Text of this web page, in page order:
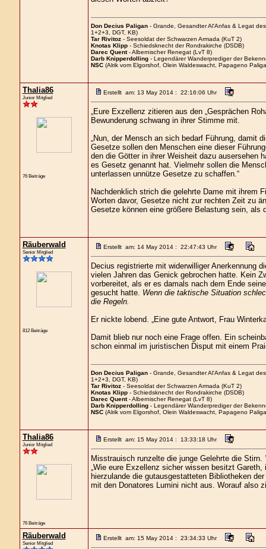
Don Decius Paligan- Grande, Gesandter Al'Anfas & Legat
1+2+3, DGT, KB)
Tar Rivitoz- Seesoldat der Schwarzen Armada (KuT 2)
Knotas Klipp- Schiedsknecht der Rondrakirche (DSDB)
Darec Quent- Albernischer Renegat (LvT 8)
Darb Knipperdolling- Legendärer Wanderprediger der
NSC(Alrik vom Elgorshof, Olein Waldeswacht, Papageno
Thalia86
Junior Mitglied
76 Beiträge
Erstellt am: 13 May 2014 : 22:16:06 Uhr
„Eure Exzellenz zitieren aus den „Gesprächen
Bewunderung schwang in ihrer Stimme mit.
„Nun, der Mensch an sich bedarf Führung, damit
Gesetze sollen den Menschen eine dieser
den die Götter in ihrer Weisheit dazu ausersehen
es Gesetz genannt hat. Vielmehr sollen die
unterlassen unnütze Gesetze zu schaffen.“
Nachdenklich strich die gelehrte Dame mit ihrem
Worten davor, Gesetze nicht zur rechten Zeit zu
Gesetze können eine größere Belastung sein, als
Räuberwald
Senior Mitglied
812 Beiträge
Erstellt am: 14 May 2014 : 22:47:43 Uhr
Decius registrierte mit widerwilliger Anerkennung
vielen Jahren das Genick gebrochen hatte. Kein
vorbereitet, als er es damals nach dem Ende
gesucht hatte. Wenn die taktische Situation
die Regeln.
Er nickte lobend. „Eine gute Antwort, Frau
Damit blieb nur noch eine Frage offen. Ein
schon einmal im juristischen Disput mit einem
Don Decius Paligan- Grande, Gesandter Al'Anfas & Legat
1+2+3, DGT, KB)
Tar Rivitoz- Seesoldat der Schwarzen Armada (KuT 2)
Knotas Klipp- Schiedsknecht der Rondrakirche (DSDB)
Darec Quent- Albernischer Renegat (LvT 8)
Darb Knipperdolling- Legendärer Wanderprediger der
NSC(Alrik vom Elgorshof, Olein Waldeswacht, Papageno
Thalia86
Junior Mitglied
76 Beiträge
Erstellt am: 15 May 2014 : 13:33:18 Uhr
Misstrauisch runzelte die junge Gelehrte die Stirn.
„Wie eure Exzellenz sicher wissen besitzt
hierzulande die gutausgestatteten Bibliotheken
mit den Donatores Lumini nicht aus. Worauf also
Räuberwald
Senior Mitglied
Erstellt am: 15 May 2014 : 23:34:33 Uhr